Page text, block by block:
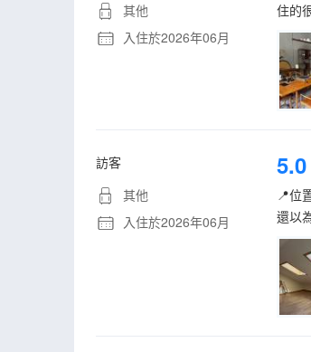
其他
入住於2026年06月
住的
訪客
其他
入住於2026年06月
5.0
📍位
還以